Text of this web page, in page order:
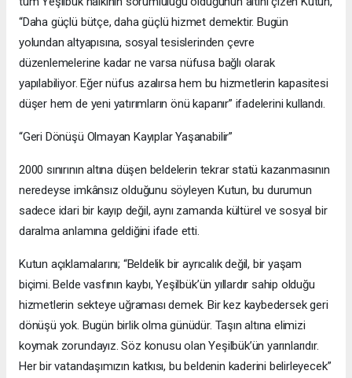
“Daha güçlü bütçe, daha güçlü hizmet demektir. Bugün
yolundan altyapısına, sosyal tesislerinden çevre
düzenlemelerine kadar ne varsa nüfusa bağlı olarak
yapılabiliyor. Eğer nüfus azalırsa hem bu hizmetlerin kapasitesi
düşer hem de yeni yatırımların önü kapanır” ifadelerini kullandı.
“Geri Dönüşü Olmayan Kayıplar Yaşanabilir”
2000 sınırının altına düşen beldelerin tekrar statü kazanmasının
neredeyse imkânsız olduğunu söyleyen Kutun, bu durumun
sadece idari bir kayıp değil, aynı zamanda kültürel ve sosyal bir
daralma anlamına geldiğini ifade etti.
Kutun açıklamalarını; “Beldelik bir ayrıcalık değil, bir yaşam
biçimi. Belde vasfının kaybı, Yeşilbük’ün yıllardır sahip olduğu
hizmetlerin sekteye uğraması demek. Bir kez kaybedersek geri
dönüşü yok. Bugün birlik olma günüdür. Taşın altına elimizi
koymak zorundayız. Söz konusu olan Yeşilbük’ün yarınlarıdır.
Her bir vatandaşımızın katkısı, bu beldenin kaderini belirleyecek”